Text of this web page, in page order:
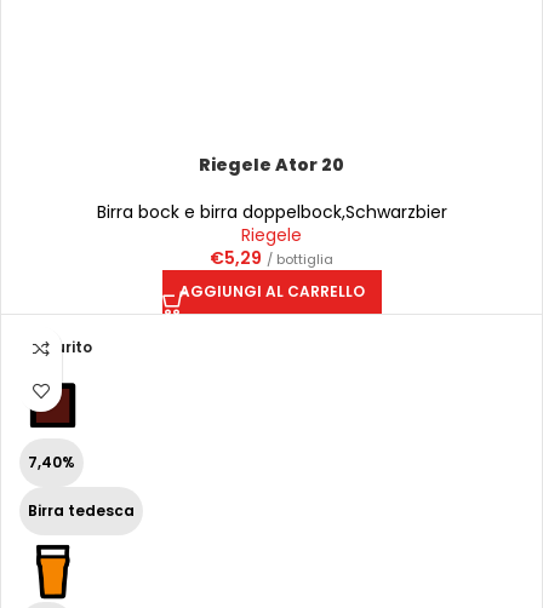
Riegele Ator 20
Birra bock e birra doppelbock,Schwarzbier
Riegele
€5,29 / bottiglia
AGGIUNGI AL CARRELLO
Esaurito
7,40%
Birra tedesca